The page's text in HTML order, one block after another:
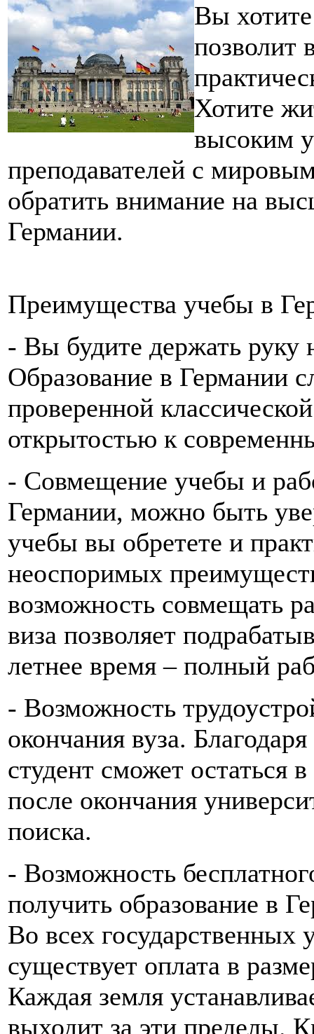
Вы хотите
позволит
Хотите
высоким
преподавателей с
обратить внимание на
Германии.
Преимущества учебы в
- Вы будите держать руку
Образование в Германии
проверенной
открытостью к
- Совмещение учебы и
Германии, можно быть
учебы вы обретете и
неоспоримых
возможность совмещать
виза позволяет
летнее время – полный
- Возможность
окончания вуза.
студент сможет остаться
после окончания
поиска.
- Возможность
получить образование в
Во всех государственных
существует оплата в
Каждая земля
выходит за эти пределы.